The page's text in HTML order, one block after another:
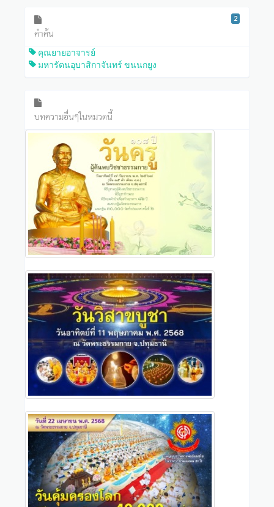
คำค้น
2
คุณยายอาจารย์
มหารัตนอุบาสิกาจันทร์ ขนนกยูง
บทความอื่นๆในหมวดนี้